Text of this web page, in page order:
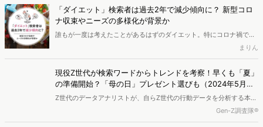
創業115年を誇る菓子専門商社の株式会社山星屋は、Web行動ログ分
析ツール「Dockpit」を活用し、従来の販売データでは捉えきれなか
った消費者の潜在ニーズを可視化。さらに、1年後、3年後の市場動向
を予測し、商品開発や販売戦略の立案につなげています。今回は同社
の鈴木美和氏に活用事例とDockpitだからこそ得られる価値を伺いま
した。
「ダイエット」検索者は過去2年で減少傾向に？ 新型コロ
ナ収束やニーズの多様化が背景か
誰もが一度は考えたことがあるはずのダイエット。特にコロナ禍で外
出が制限されていた時期は興味をもつ人が多い状況でした。しかし、
最近になって状況は少し変わってきているようです。この記事では、
現在もダイエットに関心を持つ人々について分析し、彼らが何に興味
を持っているのかを見ていきます。
まりん
現役Z世代が検索ワードからトレンドを考察！早くも「夏」
の準備開始？「母の日」プレゼント選びも（2024年5月）
【現役Z世代が読み解くZ世代の行動データ】
Z世代のデータアナリストが、自らZ世代の行動データを分析する本連
載。第19弾となる今回は、Z世代とミレニアル世代の検索キーワード
ランキングから、「夏」「母の日」の2テーマを取り上げてZ世代のト
Gen-Z調査隊®